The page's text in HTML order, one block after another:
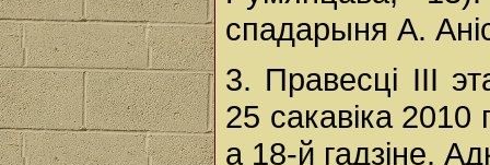
спадарыня А.
3. Правесці ІІІ
25 сакавіка
а 18-й гадзіне.